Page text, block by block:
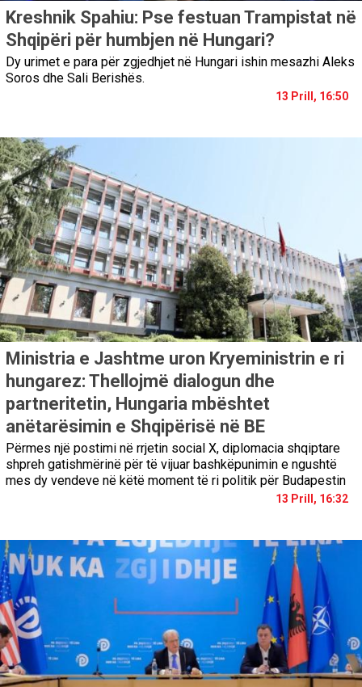
Kreshnik Spahiu: Pse festuan Trampistat në
Shqipëri për humbjen në Hungari?
Dy urimet e para për zgjedhjet në Hungari ishin mesazhi Aleks
Soros dhe Sali Berishës.
13 Prill, 16:50
Ministria e Jashtme uron Kryeministrin e ri
hungarez: Thellojmë dialogun dhe
partneritetin, Hungaria mbështet
anëtarësimin e Shqipërisë në BE
Përmes një postimi në rrjetin social X, diplomacia shqiptare
shpreh gatishmërinë për të vijuar bashkëpunimin e ngushtë
mes dy vendeve në këtë moment të ri politik për Budapestin
13 Prill, 16:32